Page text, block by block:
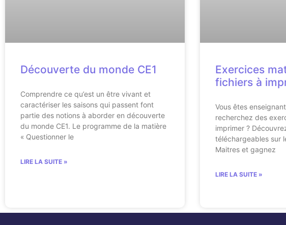
Découverte du monde CE1
Comprendre ce qu’est un être vivant et
caractériser les saisons qui passent font
partie des notions à aborder en découverte
du monde CE1. Le programme de la matière
« Questionner le
LIRE LA SUITE »
Exercices
fichiers à
Vous êtes
recherchez des
imprimer ?
téléchargeables sur
Maitres et gagnez
LIRE LA SUITE »